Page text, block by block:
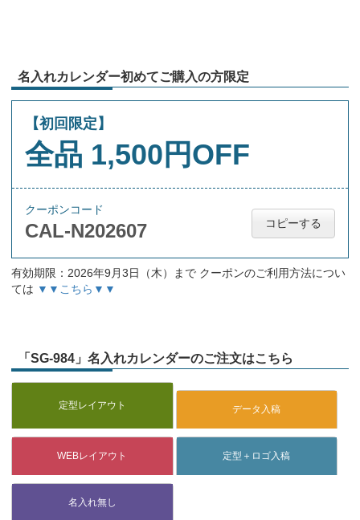
名入れカレンダー初めてご購入の方限定
【初回限定】
全品 1,500円OFF
クーポンコード
CAL-N202607 コピーする
有効期限：2026年9月3日（木）まで クーポンのご利用方法につい
ては ▼▼こちら▼▼
「SG-984」名入れカレンダーのご注文はこちら